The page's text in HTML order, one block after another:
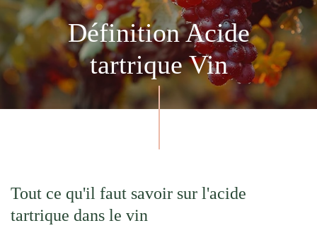
Définition Acide
tartrique Vin
Tout ce qu'il faut savoir sur l'acide
tartrique dans le vin